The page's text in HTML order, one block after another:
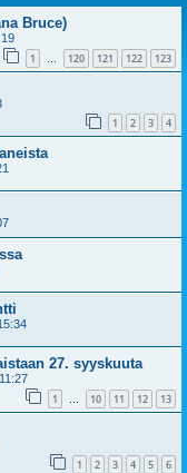
Bruce)
1 … 120 121 122 123
1 2 3 4
27. syyskuuta
1 … 10 11 12 13
1 2 3 4 5 6